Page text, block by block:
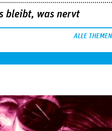
bleibt, was nervt
ALLE THEMEN